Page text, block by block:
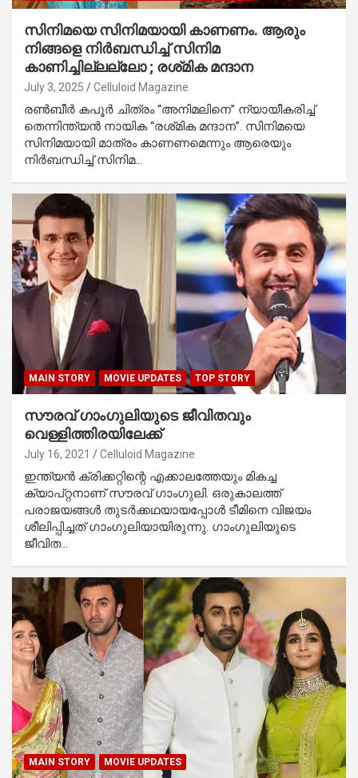
സിനിമയെ സിനിമയായി കാണണം. ആരും
നിങ്ങളെ നിർബന്ധിച്ച് സിനിമ
കാണിച്ചില്ലല്ലോ ; രശ്‌മിക മന്ദാന
July 3, 2025 Celluloid Magazine
രൺബീർ കപൂർ ചിത്രം “അനിമലിനെ” ന്യായീകരിച്ച്
തെന്നിന്ത്യൻ നായിക “രശ്‌മിക മന്ദാന”. സിനിമയെ
സിനിമയായി മാത്രം കാണണമെന്നും ആരെയും
നിർബന്ധിച്ച് സിനിമ…
MAIN STORY MOVIE UPDATES TOP STORY
സൗരവ് ഗാംഗുലിയുടെ ജീവിതവും
വെള്ളിത്തിരയിലേക്ക്
July 16, 2021 Celluloid Magazine
ഇന്ത്യന്‍ ക്രിക്കറ്റിന്റെ എക്കാലത്തേയും മികച്ച
ക്യാപ്റ്റനാണ് സൗരവ് ഗാംഗുലി. ഒരുകാലത്ത്
പരാജയങ്ങള്‍ തുടര്‍ക്കഥയായപ്പോള്‍ ടീമിനെ വിജയം
ശീലിപ്പിച്ചത് ഗാംഗുലിയായിരുന്നു. ഗാംഗുലിയുടെ
ജീവിത…
MAIN STORY MOVIE UPDATES